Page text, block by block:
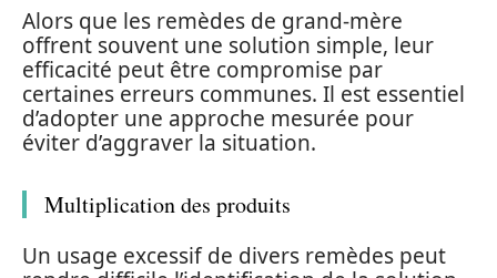
Alors que les remèdes de grand-mère
offrent souvent une solution simple, leur
efficacité peut être compromise par
certaines erreurs communes. Il est essentiel
d’adopter une approche mesurée pour
éviter d’aggraver la situation.
Multiplication des produits
Un usage excessif de divers remèdes peut